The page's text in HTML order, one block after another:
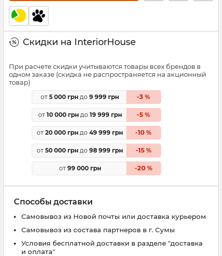
Скидки на InteriorHouse
При расчете скидки учитываются товары всех брендов в
одном заказе (скидка не распространяется на акционный
товар)
от 5 000 грн до 9 999 грн -3 %
от 10 000 грндо 19 999 грн -5 %
от 20 000 грн до 49 999 грн -10 %
от 50 000 грн до 98 999 грн -15%
от 99 000 грн -20%
Способы доставки
Самовывоз из Новой почты или доставка курьером
Самовывоз из состава партнеров в г. Сумы
Условия бесплатной доставки в разделе "доставка
и оплата"